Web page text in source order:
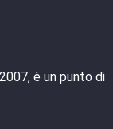
è un punto di